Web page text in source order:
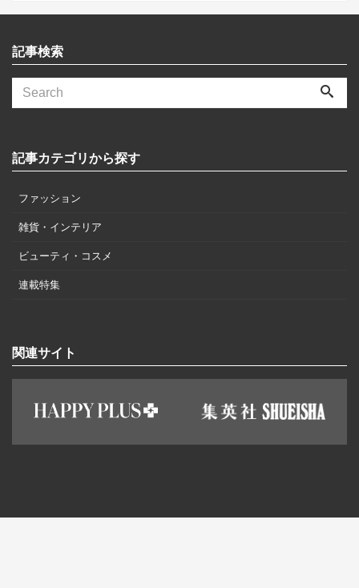
記事検索
記事カテゴリから探す
ファッション
雑貨・インテリア
ビューティ・コスメ
連載特集
関連サイト